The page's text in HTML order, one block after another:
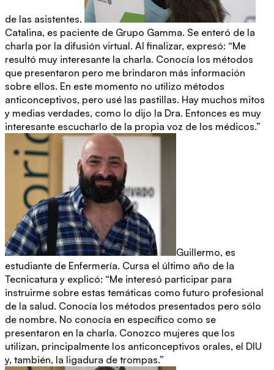
de las asistentes.
Catalina, es paciente de Grupo Gamma. Se enteró de la
charla por la difusión virtual. Al finalizar, expresó: “Me
resultó muy interesante la charla. Conocía los métodos
que presentaron pero me brindaron más información
sobre ellos. En este momento no utilizo métodos
anticonceptivos, pero usé las pastillas. Hay muchos mitos
y medias verdades, como lo dijo la Dra. Entonces es muy
interesante escucharlo de la propia voz de los médicos.”
Guillermo, es
estudiante de Enfermería. Cursa el último año de la
Tecnicatura y explicó: “Me interesó participar para
instruirme sobre estas temáticas como futuro profesional
de la salud. Conocía los métodos presentados pero sólo
de nombre. No conocía en específico como se
presentaron en la charla. Conozco mujeres que los
utilizan, principalmente los anticonceptivos orales, el DIU
y, también, la ligadura de trompas.”